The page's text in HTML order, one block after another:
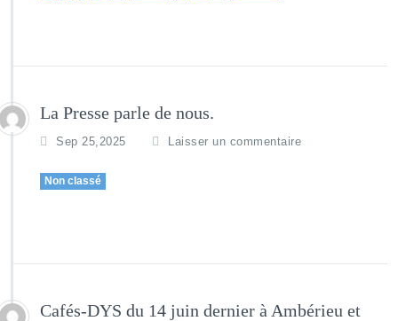
La Presse parle de nous.
Sep 25,2025 Laisser un commentaire
Non classé
Cafés-DYS du 14 juin dernier à Ambérieu et